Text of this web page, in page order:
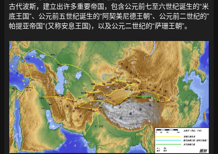
古代波斯，建立出许多重要帝国，包含公元前七至六世纪诞生的“米
底王国”、公元前五世纪诞生的“阿契美尼德王朝”、公元前二世纪的”
帕提亚帝国”(又称安息王国)，以及公元二世纪的“萨珊王朝”。